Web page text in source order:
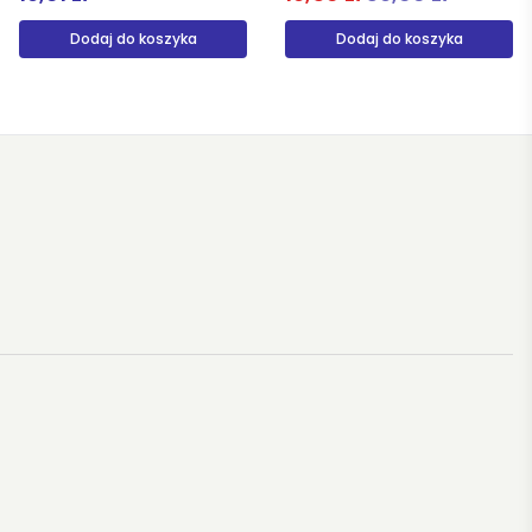
Dodaj do koszyka Produkt niedostępny